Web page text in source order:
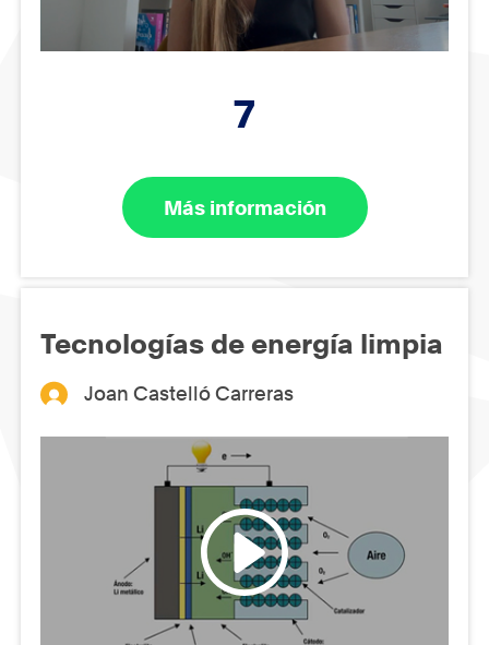
7
Más información
Tecnologías de energía limpia
Joan Castelló Carreras